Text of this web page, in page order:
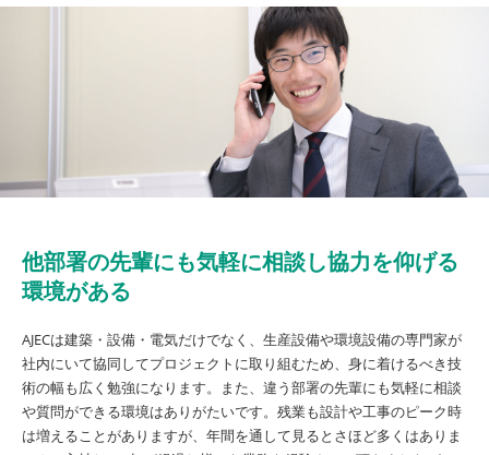
他部署の先輩にも気軽に相談し協力を仰げる
環境がある
AJECは建築・設備・電気だけでなく、生産設備や環境設備の専門家が
社内にいて協同してプロジェクトに取り組むため、身に着けるべき技
術の幅も広く勉強になります。また、違う部署の先輩にも気軽に相談
や質問ができる環境はありがたいです。残業も設計や工事のピーク時
は増えることがありますが、年間を通して見るとさほど多くはありま